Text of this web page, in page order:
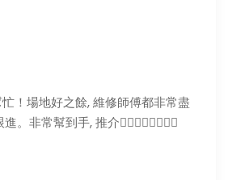
！場地好之餘, 維修師傅都非常盡
非常幫到手, 推介👍🏻👍🏻👍🏻👍🏻